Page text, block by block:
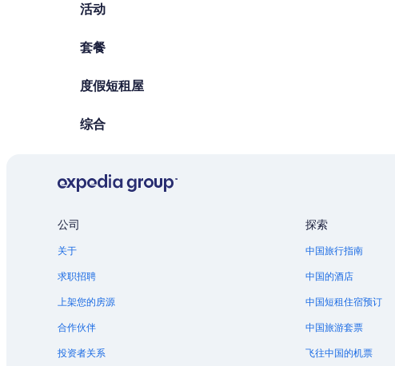
活动
套餐
度假短租屋
综合
公司
关于
求职招聘
上架您的房源
合作伙伴
投资者关系
探索
中国旅行指南
中国的酒店
中国短租住宿预订
中国旅游套票
飞往中国的机票